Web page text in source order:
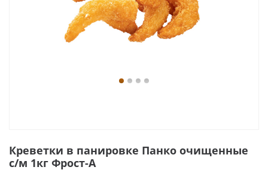
Креветки в панировке Панко очищенные
с/м 1кг Фрост-А